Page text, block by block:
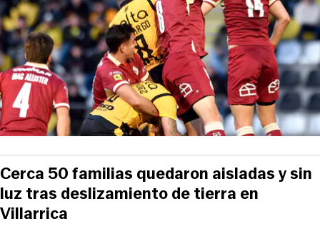
Cerca 50 familias quedaron aisladas y sin
luz tras deslizamiento de tierra en
Villarrica